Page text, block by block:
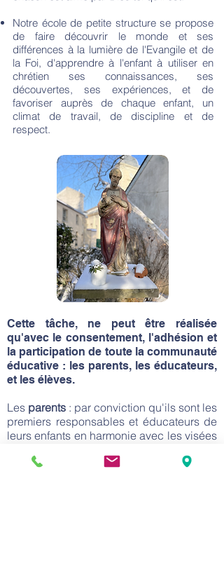
Notre école de petite structure se propose
de faire découvrir le monde et ses
différences à la lumière de l'Evangile et de
la Foi, d'apprendre à l'enfant à utiliser en
chrétien ses connaissances, ses
découvertes, ses expériences, et de
favoriser auprès de chaque enfant, un
climat de travail, de discipline et de
respect.
Cette tâche, ne peut être réalisée
qu'avec le consentement, l'adhésion et
la participation de toute la communauté
éducative : les parents, les éducateurs,
et les élèves.
Les parents : par conviction qu'ils sont les
premiers responsables et éducateurs de
leurs enfants en harmonie avec les visées
participation à la vie de la communauté